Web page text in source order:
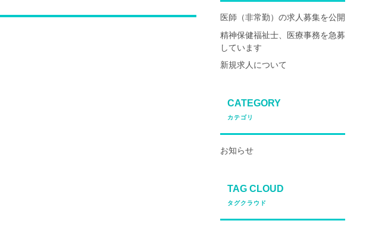
医師（非常勤）の求人募集を公開
精神保健福祉士、医療事務を急募
しています
新規求人について
CATEGORY
カテゴリ
お知らせ
TAG CLOUD
タグクラウド